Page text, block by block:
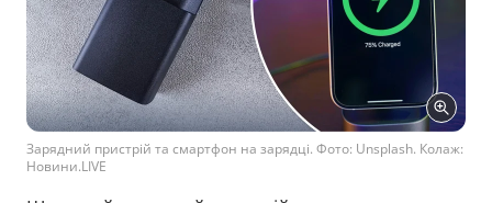
Зарядний пристрій та смартфон на зарядці. Фото: Unsplash. Колаж:
Новини.LIVE